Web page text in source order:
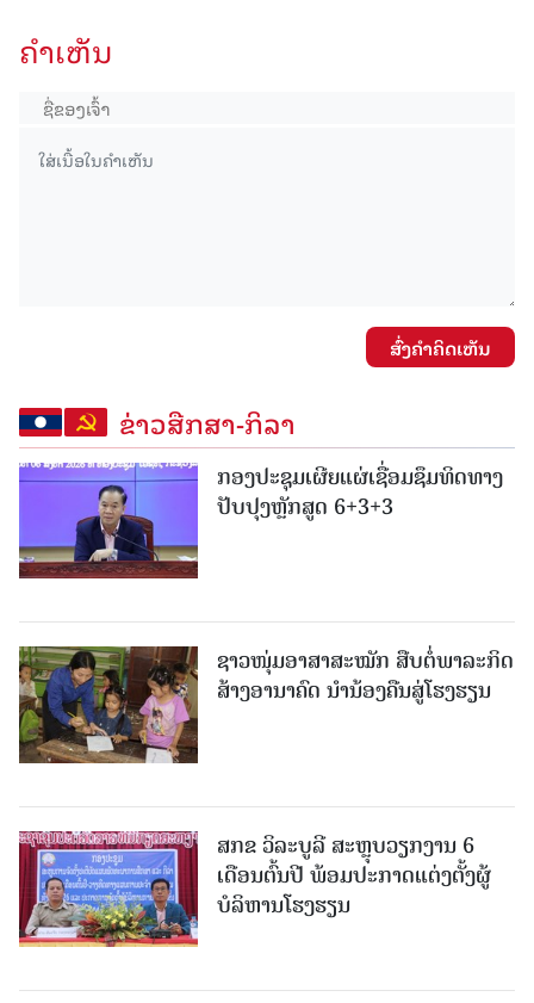
ຄໍາເຫັນ
ສົ່ງຄໍາຄິດເຫັນ
ຂ່າວສືກສາ-ກິລາ
ກອງປະຊຸມເຜີຍແຜ່ເຊື່ອມຊຶມທິດທາງ
ປັບປຸງຫຼັກສູດ 6+3+3
ຊາວໜຸ່ມອາສາສະໝັກ ສືບຕໍ່ພາລະກິດ
ສ້າງອານາຄົດ ນໍານ້ອງຄືນສູ່ໂຮງຮຽນ
ສກຂ ວິລະບູລີ ສະຫຼຸບວຽກງານ 6
ເດືອນຕົ້ນປີ ພ້ອມປະກາດແຕ່ງຕັ້ງຜູ້
ບໍລິຫານໂຮງຮຽນ